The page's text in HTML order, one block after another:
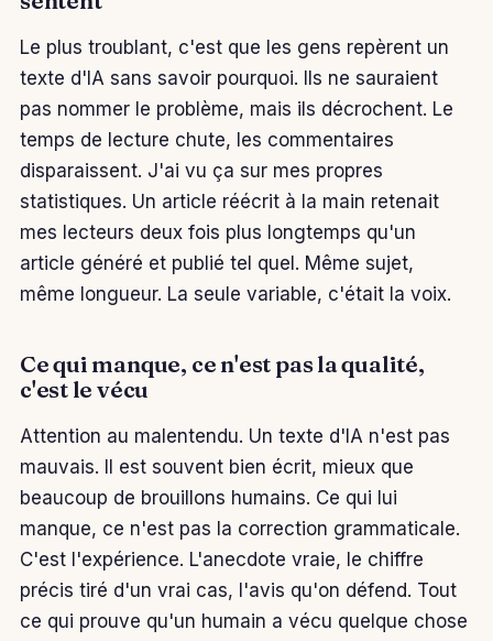
Le plus troublant, c'est que les gens repèrent un
texte d'IA sans savoir pourquoi. Ils ne sauraient
pas nommer le problème, mais ils décrochent. Le
temps de lecture chute, les commentaires
disparaissent. J'ai vu ça sur mes propres
statistiques. Un article réécrit à la main retenait
mes lecteurs deux fois plus longtemps qu'un
article généré et publié tel quel. Même sujet,
même longueur. La seule variable, c'était la voix.
Ce qui manque, ce n'est pas la qualité,
c'est le vécu
Attention au malentendu. Un texte d'IA n'est pas
mauvais. Il est souvent bien écrit, mieux que
beaucoup de brouillons humains. Ce qui lui
manque, ce n'est pas la correction grammaticale.
C'est l'expérience. L'anecdote vraie, le chiffre
précis tiré d'un vrai cas, l'avis qu'on défend. Tout
ce qui prouve qu'un humain a vécu quelque chose